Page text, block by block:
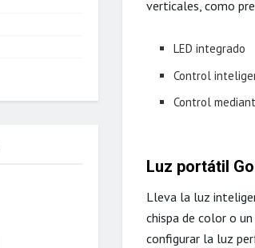
verticales, como
LED integrado
Control
Control
Luz portátil Go
Lleva la luz
chispa de color o
configurar la luz